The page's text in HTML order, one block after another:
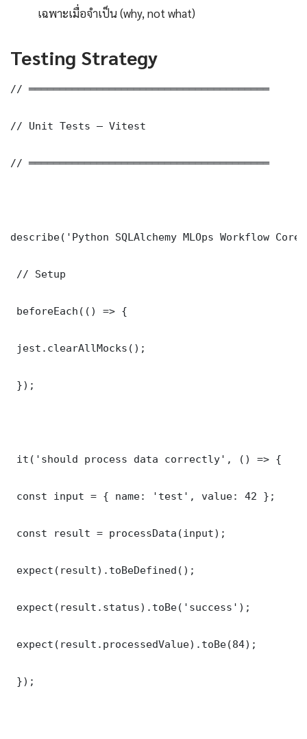
เฉพาะเมื่อจำเป็น (why, not what)
Testing Strategy
// ═══════════════════════════════════════
// Unit Tests — Vitest
// ═══════════════════════════════════════
describe('Python SQLAlchemy MLOps Workflow
// Setup
beforeEach(() => {
jest.clearAllMocks();
});
it('should process data correctly', () => {
const input = { name: 'test', value: 42 };
const result = processData(input);
expect(result).toBeDefined();
expect(result.status).toBe('success');
expect(result.processedValue).toBe(84);
});